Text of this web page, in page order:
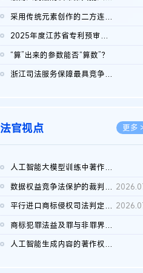
采用传统元素创作的二方连续装饰图案作品的独创性及侵权对比认定
2025年度江苏省专利预审典型案例
“算”出来的参数能否“算数”？
浙江司法服务保障最具竞争力营商环境建设典型案例（第二批）含侵...
法官视点 更多
人工智能大模型训练中著作权的合理使用
数据权益竞争法保护的裁判路径构建
平行进口商标侵权司法判定规则的困境与纾解
商标犯罪法益及罪与非罪界限研究
人工智能生成内容的著作权司法认定：演进逻辑、现实困境与规则建...